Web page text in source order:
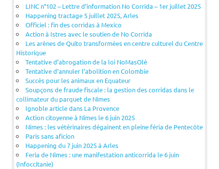
LINC n°102 – Lettre d’information No Corrida – 1er juillet 2025
Happening tractage 5 juillet 2025, Arles
Officiel : fin des corridas à Mexico
Action à Istres avec le soutien de No Corrida
Les arènes de Quito transformées en centre culturel du Centre
Historique
Tentative d’abrogation de la loi NoMasOlé
Tentative d’annuler l’abolition en Colombie
Succès pour les animaux en Equateur
Soupçons de fraude fiscale : la gestion des corridas dans le
collimateur du parquet de Nîmes
Ignoble article dans La Provence
Action citoyenne à Nîmes le 6 juin 2025
Nîmes : les vétérinaires dégainent en pleine féria de Pentecôte
Paris sans aficion
Happening du 7 juin 2025 à Arles
Feria de Nîmes : une manifestation anticorrida le 6 juin
(Infoccitanie)